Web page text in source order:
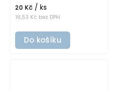
16,53 Kč bez DPH
20 Kč / ks
Do košíku